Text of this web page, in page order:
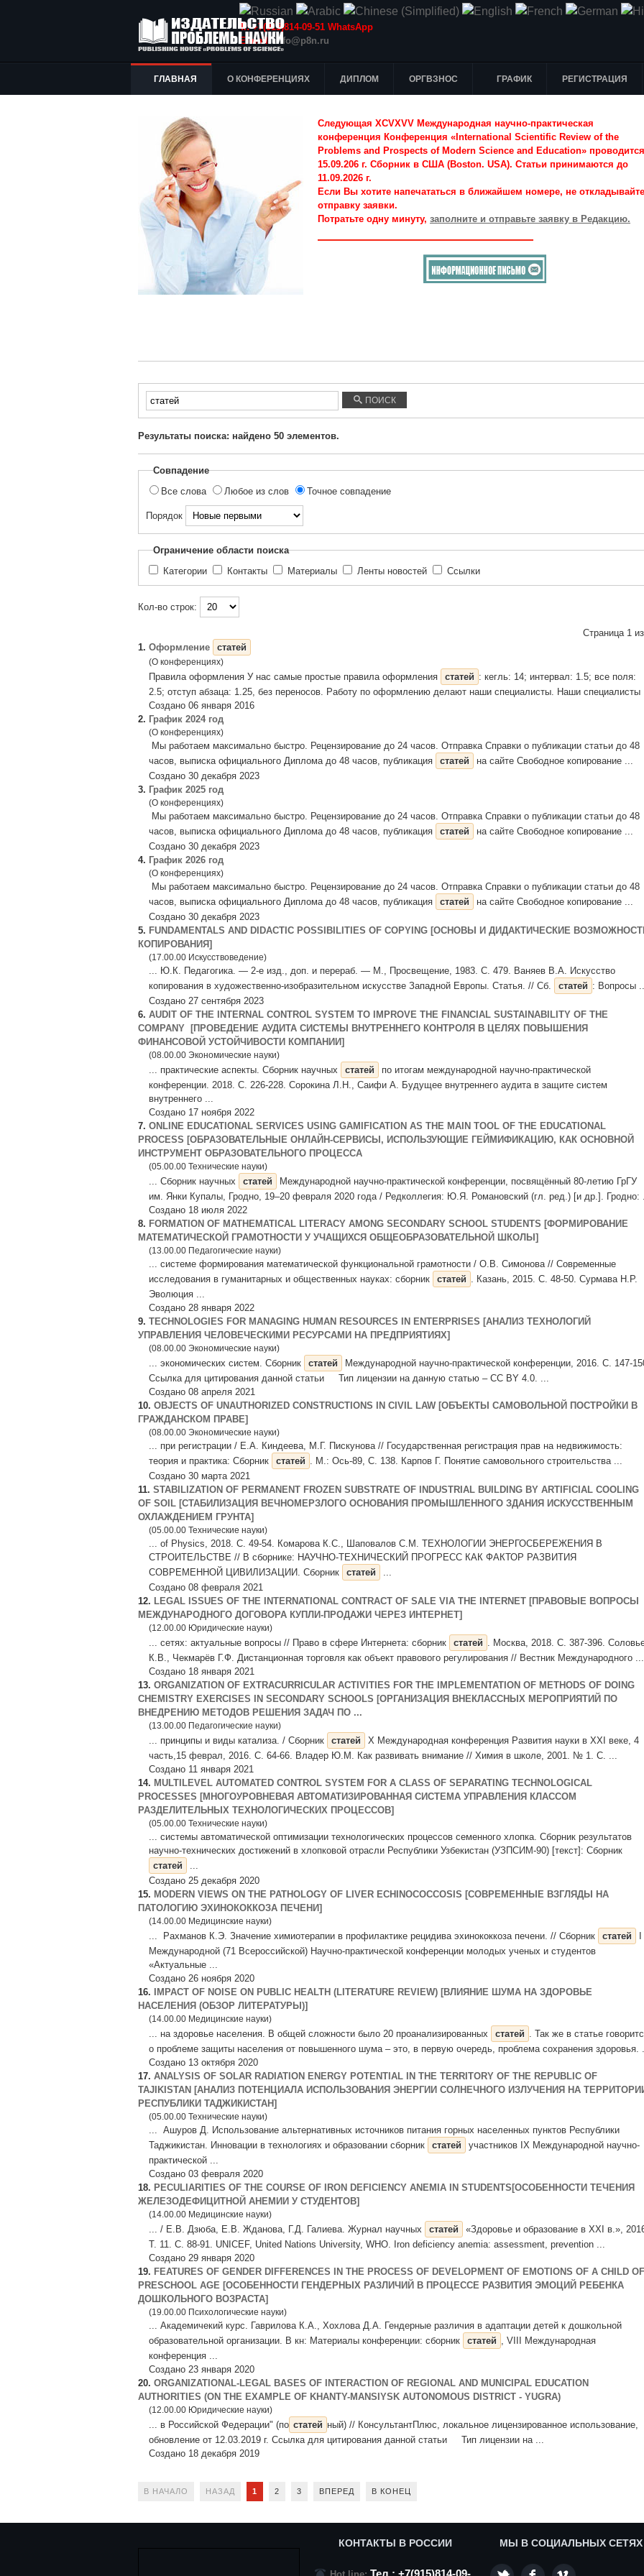
Т.: +7(915)814-09-51 WhatsApp
E-mail:info@p8n.ru
ГЛАВНАЯ О КОНФЕРЕНЦИЯХ ДИПЛОМ ОРГВЗНОС ГРАФИК РЕГИСТРАЦИЯ
Следующая XCVXVV Международная научно-практическая
конференция Конференция «International Scientific Review of the
Problems and Prospects of Modern Science and Education» проводится
15.09.206 г. Сборник в США (Boston. USA). Статьи принимаются до
11.09.2026 г.
Если Вы хотите напечататься в ближайшем номере, не откладывайте
отправку заявки.
Потратьте одну минуту, заполните и отправьте заявку в Редакцию.
Введите
текст
поиска...
ПОИСК
Результаты поиска: найдено 50 элементов.
Совпадение
Все слова
Любое из слов Точное совпадение
Порядок
Ограничение области поиска
Категории
Контакты Материалы Ленты новостей Ссылки
Кол-во строк:
Страница 1
1. Оформление статей
(О конференциях)
Правила оформления У нас самые простые правила оформления статей : кегль: 14; интервал: 1.5; все поля:
2.5; отступ абзаца: 1.25, без переносов. Работу по оформлению делают наши специалисты. Наши специалисты
Создано 06 января 2016
2. График 2024 год
(О конференциях)
Мы работаем максимально быстро. Рецензирование до 24 часов. Отправка Справки о публикации статьи до 48
часов, выписка официального Диплома до 48 часов, публикация
статей
на сайте Свободное копирование ...
Создано 30 декабря 2023
3. График 2025 год
(О конференциях)
Мы работаем максимально быстро. Рецензирование до 24 часов. Отправка Справки о публикации статьи до 48
часов, выписка официального Диплома до 48 часов, публикация
статей
на сайте Свободное копирование ...
Создано 30 декабря 2023
4. График 2026 год
(О конференциях)
Мы работаем максимально быстро. Рецензирование до 24 часов. Отправка Справки о публикации статьи до 48
часов, выписка официального Диплома до 48 часов, публикация
статей
на сайте Свободное копирование ...
Создано 30 декабря 2023
5. FUNDAMENTALS AND DIDACTIC POSSIBILITIES OF COPYING [ОСНОВЫ И ДИДАКТИЧЕСКИЕ
КОПИРОВАНИЯ]
(17.00.00 Искусствоведение)
... Ю.К. Педагогика. — 2-е изд., доп. и перераб. — М., Просвещение, 1983. С. 479. Ваняев В.А. Искусство
копирования в художественно-изобразительном искусстве Западной Европы. Статья. // Сб.
статей : Вопросы
Создано 27 сентября 2023
6. AUDIT OF THE INTERNAL CONTROL SYSTEM TO IMPROVE THE FINANCIAL SUSTAINABILITY OF THE
COMPANY [ПРОВЕДЕНИЕ АУДИТА СИСТЕМЫ ВНУТРЕННЕГО КОНТРОЛЯ В ЦЕЛЯХ ПОВЫШЕНИЯ
ФИНАНСОВОЙ УСТОЙЧИВОСТИ КОМПАНИИ]
(08.00.00 Экономические науки)
... практические аспекты. Сборник научных статей
по итогам международной научно-практической
конференции. 2018. С. 226-228. Сорокина Л.Н., Саифи А. Будущее внутреннего аудита в защите систем
внутреннего ...
Создано 17 ноября 2022
7. ONLINE EDUCATIONAL SERVICES USING GAMIFICATION AS THE MAIN TOOL OF THE EDUCATIONAL
PROCESS [ОБРАЗОВАТЕЛЬНЫЕ ОНЛАЙН-СЕРВИСЫ, ИСПОЛЬЗУЮЩИЕ ГЕЙМИФИКАЦИЮ, КАК ОСНОВНОЙ
ИНСТРУМЕНТ ОБРАЗОВАТЕЛЬНОГО ПРОЦЕССА
(05.00.00 Технические науки)
... Сборник научных статей
Международной научно-практической конференции, посвящённый 80-летию ГрГУ
им. Янки Купалы, Гродно, 19–20 февраля 2020 года / Редколлегия: Ю.Я. Романовский (гл. ред.) [и др.]. Гродно:
Создано 18 июля 2022
8. FORMATION OF MATHEMATICAL LITERACY AMONG SECONDARY SCHOOL STUDENTS [ФОРМИРОВАНИЕ
МАТЕМАТИЧЕСКОЙ ГРАМОТНОСТИ У УЧАЩИХСЯ ОБЩЕОБРАЗОВАТЕЛЬНОЙ ШКОЛЫ]
(13.00.00 Педагогические науки)
... системе формирования математической функциональной грамотности / О.В. Симонова // Современные
исследования в гуманитарных и общественных науках: сборник
статей . Казань, 2015. С. 48-50. Сурмава Н.Р.
Эволюция ...
Создано 28 января 2022
9. TECHNOLOGIES FOR MANAGING HUMAN RESOURCES IN ENTERPRISES [АНАЛИЗ ТЕХНОЛОГИЙ
УПРАВЛЕНИЯ ЧЕЛОВЕЧЕСКИМИ РЕСУРСАМИ НА ПРЕДПРИЯТИЯХ]
(08.00.00 Экономические науки)
... экономических систем. Cборник статей
Международной научно-практической конференции, 2016. С. 147-
Ссылка для цитирования данной статьи Тип лицензии на данную статью – CC BY 4.0. ...
Создано 08 апреля 2021
10. OBJECTS OF UNAUTHORIZED CONSTRUCTIONS IN CIVIL LAW [ОБЪЕКТЫ САМОВОЛЬНОЙ ПОСТРОЙКИ В
ГРАЖДАНСКОМ ПРАВЕ]
(08.00.00 Экономические науки)
... при регистрации / Е.А. Киндеева, М.Г. Пискунова // Государственная регистрация прав на недвижимость:
теория и практика: Сборник
статей . М.: Ось-89, С. 138. Карпов Г. Понятие самовольного строительства ...
Создано 30 марта 2021
11. STABILIZATION OF PERMANENT FROZEN SUBSTRATE OF INDUSTRIAL BUILDING BY ARTIFICIAL COOLING
OF SOIL [СТАБИЛИЗАЦИЯ ВЕЧНОМЕРЗЛОГО ОСНОВАНИЯ ПРОМЫШЛЕННОГО ЗДАНИЯ ИСКУССТВЕННЫМ
ОХЛАЖДЕНИЕМ ГРУНТА]
(05.00.00 Технические науки)
... of Physics, 2018. С. 49-54. Комарова К.С., Шаповалов С.М. ТЕХНОЛОГИИ ЭНЕРГОСБЕРЕЖЕНИЯ В
СТРОИТЕЛЬСТВЕ // В сборнике: НАУЧНО-ТЕХНИЧЕСКИЙ ПРОГРЕСС КАК ФАКТОР РАЗВИТИЯ
СОВРЕМЕННОЙ ЦИВИЛИЗАЦИИ. Сборник
статей
...
Создано 08 февраля 2021
12. LEGAL ISSUES OF THE INTERNATIONAL CONTRACT OF SALE VIA THE INTERNET [ПРАВОВЫЕ ВОПРОСЫ
МЕЖДУНАРОДНОГО ДОГОВОРА КУПЛИ-ПРОДАЖИ ЧЕРЕЗ ИНТЕРНЕТ]
(12.00.00 Юридические науки)
... сетях: актуальные вопросы // Право в сфере Интернета: сборник статей . Москва, 2018. С. 387-396.
К.В., Чекмарёв Г.Ф. Дистанционная торговля как объект правового регулирования // Вестник Международного ...
Создано 18 января 2021
13. ORGANIZATION OF EXTRACURRICULAR ACTIVITIES FOR THE IMPLEMENTATION OF METHODS OF DOING
CHEMISTRY EXERCISES IN SECONDARY SCHOOLS [ОРГАНИЗАЦИЯ ВНЕКЛАССНЫХ МЕРОПРИЯТИЙ ПО
ВНЕДРЕНИЮ МЕТОДОВ РЕШЕНИЯ ЗАДАЧ ПО ...
(13.00.00 Педагогические науки)
... принципы и виды катализа. / Сборник статей
Х Международная конференция Развития науки в XXI веке, 4
часть,15 феврал, 2016. С. 64-66. Владер Ю.М. Как развивать внимание // Химия в школе, 2001. № 1. С. ...
Создано 11 января 2021
14. MULTILEVEL AUTOMATED CONTROL SYSTEM FOR A CLASS OF SEPARATING TECHNOLOGICAL
PROCESSES [МНОГОУРОВНЕВАЯ АВТОМАТИЗИРОВАННАЯ СИСТЕМА УПРАВЛЕНИЯ КЛАССОМ
РАЗДЕЛИТЕЛЬНЫХ ТЕХНОЛОГИЧЕСКИХ ПРОЦЕССОВ]
(05.00.00 Технические науки)
... системы автоматической оптимизации технологических процессов семенного хлопка. Сборник результатов
научно-технических достижений в хлопковой отрасли Республики Узбекистан (УЗПСИМ-90) [текст]: Сборник
статей
...
Создано 25 декабря 2020
15. MODERN VIEWS ON THE PATHOLOGY OF LIVER ECHINOCOCCOSIS [СОВРЕМЕННЫЕ ВЗГЛЯДЫ НА
ПАТОЛОГИЮ ЭХИНОКОККОЗА ПЕЧЕНИ]
(14.00.00 Медицинские науки)
... Рахманов К.Э. Значение химиотерапии в профилактике рецидива эхинококкоза печени. // Сборник статей
Международной (71 Всероссийской) Научно-практической конференции молодых ученых и студентов
«Актуальные ...
Создано 26 ноября 2020
16.
IMPACT OF NOISE ON PUBLIC HEALTH (LITERATURE REVIEW) [ВЛИЯНИЕ ШУМА НА ЗДОРОВЬЕ
НАСЕЛЕНИЯ (ОБЗОР ЛИТЕРАТУРЫ)]
(14.00.00 Медицинские науки)
... на здоровье населения. В общей сложности было 20 проанализированных статей . Так же в статье
о проблеме защиты населения от повышенного шума – это, в первую очередь, проблема сохранения здоровья.
Создано 13 октября 2020
17. ANALYSIS OF SOLAR RADIATION ENERGY POTENTIAL IN THE TERRITORY OF THE REPUBLIC OF
TAJIKISTAN [АНАЛИЗ ПОТЕНЦИАЛА ИСПОЛЬЗОВАНИЯ ЭНЕРГИИ СОЛНЕЧНОГО ИЗЛУЧЕНИЯ НА
РЕСПУБЛИКИ ТАДЖИКИСТАН]
(05.00.00 Технические науки)
... Ашуров Д. Использование альтернативных источников питания горных населенных пунктов Республики
Таджикистан. Инновации в технологиях и образовании сборник
статей
участников IX Международной научно-
практической ...
Создано 03 февраля 2020
18. PECULIARITIES OF THE COURSE OF IRON DEFICIENCY ANEMIA IN STUDENTS[ОСОБЕННОСТИ ТЕЧЕНИЯ
ЖЕЛЕЗОДЕФИЦИТНОЙ АНЕМИИ У СТУДЕНТОВ]
(14.00.00 Медицинские науки)
... / Е.В. Дзюба, Е.В. Жданова, Г.Д. Галиева. Журнал научных статей
«Здоровье и образование в XXI в.»,
Т. 11. С. 88-91. UNICEF, United Nations University, WHO. Iron deficiency anemia: assessment, prevention ...
Создано 29 января 2020
19. FEATURES OF GENDER DIFFERENCES IN THE PROCESS OF DEVELOPMENT OF EMOTIONS OF A CHILD OF
PRESCHOOL AGE [ОСОБЕННОСТИ ГЕНДЕРНЫХ РАЗЛИЧИЙ В ПРОЦЕССЕ РАЗВИТИЯ ЭМОЦИЙ РЕБЕНКА
ДОШКОЛЬНОГО ВОЗРАСТА]
(19.00.00 Психологические науки)
... Академичекий курс. Гаврилова К.А., Хохлова Д.А. Гендерные различия в адаптации детей к дошкольной
образовательной организации. В кн: Материалы конференции: сборник
статей , VIII Международная
конференция ...
Создано 23 января 2020
20. ORGANIZATIONAL-LEGAL BASES OF INTERACTION OF REGIONAL AND MUNICIPAL EDUCATION
AUTHORITIES (ON THE EXAMPLE OF KHANTY-MANSIYSK AUTONOMOUS DISTRICT - YUGRA)
(12.00.00 Юридические науки)
... в Российской Федерации" (по статей ный) // КонсультантПлюс, локальное лицензированное использование,
обновление от 12.03.2019 г. Ссылка для цитирования данной статьи Тип лицензии на ...
Создано 18 декабря 2019
В НАЧАЛО НАЗАД 1 2 3 ВПЕРЕД В КОНЕЦ
КОНТАКТЫ В РОССИИ МЫ В СОЦИАЛЬНЫХ СЕТЯХ